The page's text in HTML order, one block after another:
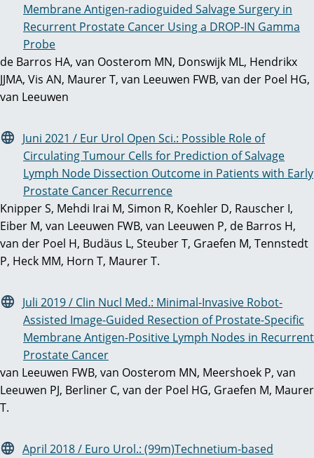
Membrane Antigen-radioguided Salvage Surgery in
Recurrent Prostate Cancer Using a DROP-IN Gamma
Probe
de Barros HA, van Oosterom MN, Donswijk ML, Hendrikx
JJMA, Vis AN, Maurer T, van Leeuwen FWB, van der Poel HG,
van Leeuwen
Juni 2021 / Eur Urol Open Sci.: Possible Role of
Circulating Tumour Cells for Prediction of Salvage
Lymph Node Dissection Outcome in Patients with Early
Prostate Cancer Recurrence
Knipper S, Mehdi Irai M, Simon R, Koehler D, Rauscher I,
Eiber M, van Leeuwen FWB, van Leeuwen P, de Barros H,
van der Poel H, Budäus L, Steuber T, Graefen M, Tennstedt
P, Heck MM, Horn T, Maurer T.
Juli 2019 / Clin Nucl Med.: Minimal-Invasive Robot-
Assisted Image-Guided Resection of Prostate-Specific
Membrane Antigen-Positive Lymph Nodes in Recurrent
Prostate Cancer
van Leeuwen FWB, van Oosterom MN, Meershoek P, van
Leeuwen PJ, Berliner C, van der Poel HG, Graefen M, Maurer
T.
April 2018 / Euro Urol.: (99m)Technetium-based